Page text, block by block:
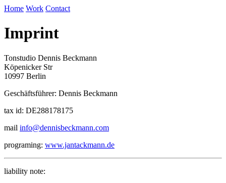
Home Work Contact
Imprint
Tonstudio Dennis Beckmann
Köpenicker Str
10997 Berlin
Geschäftsführer: Dennis Beckmann
tax id: DE288178175
mail info@dennisbeckmann.com
programing: www.jantackmann.de
liability note: